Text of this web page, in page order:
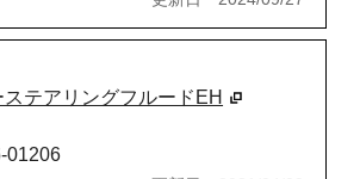
ステアリングフルードEH
01206